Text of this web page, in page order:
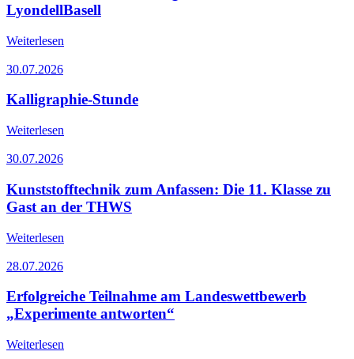
LyondellBasell
Weiterlesen
30.07.2026
Kalligraphie-Stunde
Weiterlesen
30.07.2026
Kunststofftechnik zum Anfassen: Die 11. Klasse zu
Gast an der THWS
Weiterlesen
28.07.2026
Erfolgreiche Teilnahme am Landeswettbewerb
„Experimente antworten“
Weiterlesen